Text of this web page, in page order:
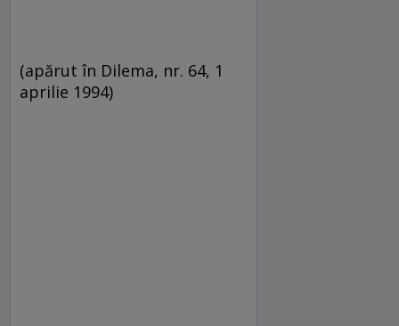
(apărut în Dilema, nr. 64, 1
aprilie 1994)